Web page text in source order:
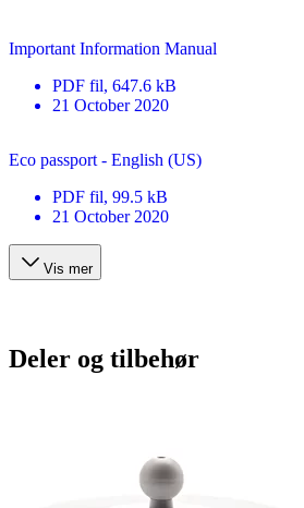
Important Information Manual
PDF fil, 647.6 kB
21 October 2020
Eco passport - English (US)
PDF fil, 99.5 kB
21 October 2020
Vis mer
Deler og tilbehør